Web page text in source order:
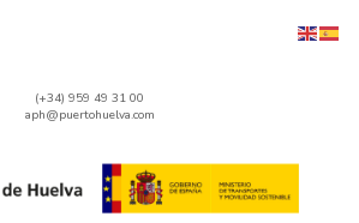
(+34) 959 49 31 00
aph@puertohuelva.com